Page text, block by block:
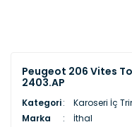
Peugeot 206 Vites
2403.AP
Kategori
Karoseri İç
Marka
İthal